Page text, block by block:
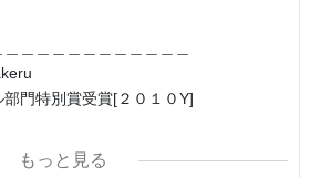
＿＿＿＿＿＿＿＿＿＿＿
＿＿＿＿＿＿＿＿＿＿＿
眼差しは [+挿画51作品版]
d/gDGn5nK
門特別賞受賞[２０１０Y]
もっと見る